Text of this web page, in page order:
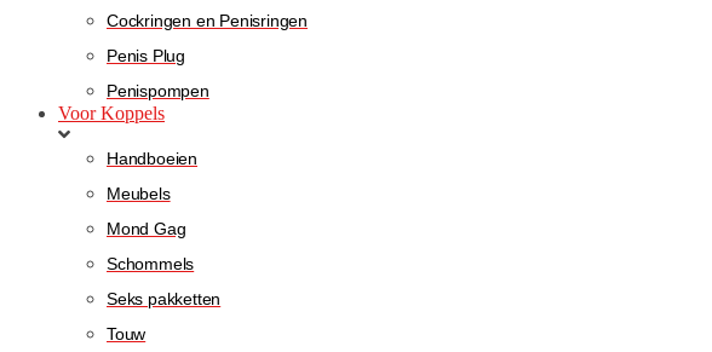
Cockringen en Penisringen
Penis Plug
Penispompen
Voor Koppels
Handboeien
Meubels
Mond Gag
Schommels
Seks pakketten
Touw